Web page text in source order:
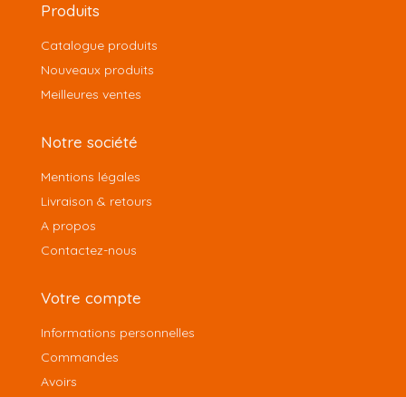
Produits
Catalogue produits
Nouveaux produits
Meilleures ventes
Notre société
Mentions légales
Livraison & retours
A propos
Contactez-nous
Votre compte
Informations personnelles
Commandes
Avoirs